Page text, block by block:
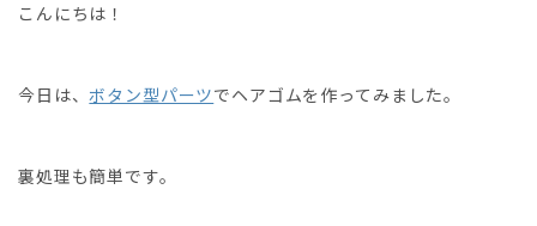
こんにちは！
今日は、ボタン型パーツでヘアゴムを作ってみました。
裏処理も簡単です。